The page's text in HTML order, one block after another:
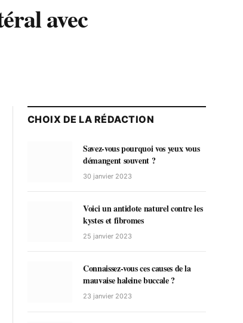
avec
CHOIX DE LA RÉDACTION
Savez-vous pourquoi vos yeux vous
démangent souvent ?
30 janvier 2023
Voici un antidote naturel contre les
kystes et fibromes
25 janvier 2023
Connaissez-vous ces causes de la
mauvaise haleine buccale ?
23 janvier 2023